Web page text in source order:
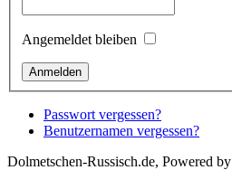
Angemeldet bleiben
Passwort vergessen?
Benutzernamen vergessen?
Dolmetschen-Russisch.de, Powered by